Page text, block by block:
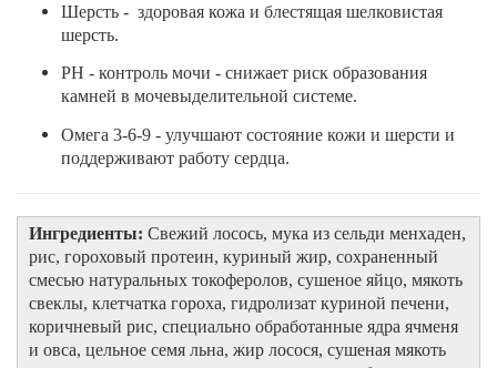
Шерсть - здоровая кожа и блестящая шелковистая
шерсть.
PН - контроль мочи - снижает риск образования
камней в мочевыделительной системе.
Омега 3-6-9 - улучшают состояние кожи и шерсти и
поддерживают работу сердца.
Ингредиенты: Свежий лосось, мука из сельди менхаден,
рис, гороховый протеин, куриный жир, сохраненный
смесью натуральных токоферолов, сушеное яйцо, мякоть
свеклы, клетчатка гороха, гидролизат куриной печени,
коричневый рис, специально обработанные ядра ячменя
и овса, цельное семя льна, жир лосося, сушеная мякоть